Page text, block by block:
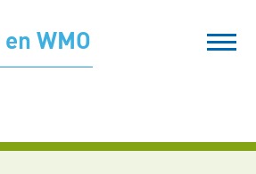
en WMO